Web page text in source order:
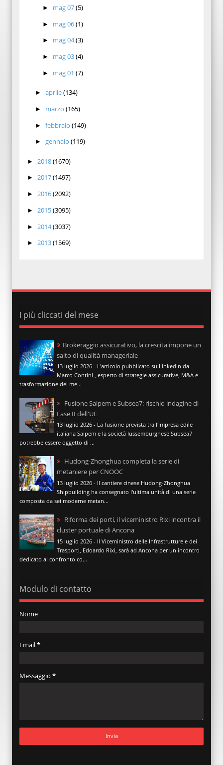
► mag 07(5)
► mag 06(1)
► mag 04(3)
► mag 03(4)
► mag 01(7)
► aprile(134)
► marzo (165)
► febbraio (149)
► gennaio (119)
► 2018(1670)
► 2017(1497)
► 2016(2092)
► 2015(3095)
► 2014(3037)
► 2013(1569)
I più cliccati del mese
Brokeraggio assicurativo, la crescita impone un
salto di qualità manageriale
13 luglio 2026 - L'articolo pubblicato su LinkedIn da
Marco Contini , esperto di strategie assicurative, M&A e
trasformazione del me...
Fusione Saipem e Subsea7: rischio indagine di
Fase II dell'UE
13 luglio 2026 - La fusione prevista tra l'impresa edile
italiana Saipem e la società lussemburghese Subsea7
potrebbe essere oggetto di ...
Hudong-Zhonghua completa la serie di
metaniere per CNOOC
13 luglio 2026 - Il cantiere cinese Hudong-Zhonghua
Shipbuilding ha consegnato l'ultima unità di una serie
composta da sei moderne metan...
Riforma dei porti, il viceministro Rixi incontra il
cluster portuale di Ancona
15 luglio 2026 - Il Viceministro delle Infrastrutture e dei
Trasporti, Edoardo Rixi, sarà ad Ancona per un incontro
dedicato al confronto co...
Modulo di contatto
Nome
Email*
Messaggio *